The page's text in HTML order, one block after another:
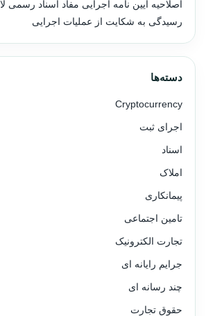
اصلاحیه آیین نامه اجرایی مفاد اسناد رسمی
رسیدگی به شکایت از عملیات اجرایی
دسته‌ها
Cryptocurrency
اجرای ثبت
اسناد
املاک
پیمانکاری
تامین اجتماعی
تجارت الکترونیک
جرایم رایانه ای
چند رسانه ای
حقوق تجارت